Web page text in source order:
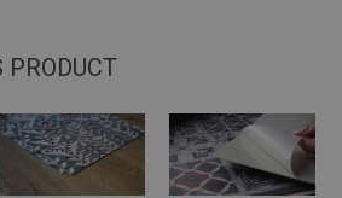
PRODUCT